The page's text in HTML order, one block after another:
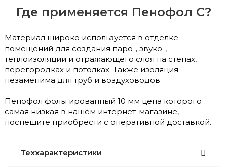
Где применяется Пенофол С?
Материал широко используется в отделке
помещений для создания паро-, звуко-,
теплоизоляции и отражающего слоя на стенах,
перегородках и потолках. Также изоляция
незаменима для труб и воздуховодов.
Пенофол фольгированный 10 мм цена которого
самая низкая в нашем интернет-магазине,
поспешите приобрести с оперативной доставкой.
Теххарактеристики